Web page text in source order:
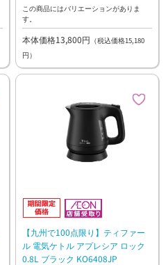
この商品にはバリエーションがありま
す。
本体価格13,800円 （税込価格15,180
円）
【九州で100点限り】ティファー
ル 電気ケトル アプレシア ロック
0.8L ブラック KO6408JP